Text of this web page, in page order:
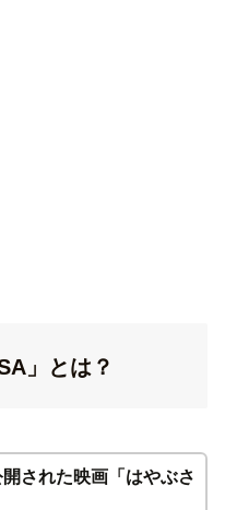
」とは？
された映画「はやぶさ